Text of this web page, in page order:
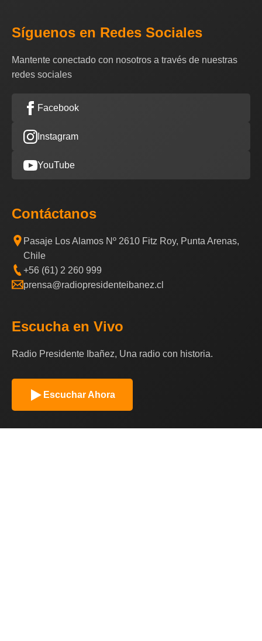
Síguenos en Redes Sociales
Mantente conectado con nosotros a través de nuestras
redes sociales
Facebook
Instagram
YouTube
Contáctanos
Pasaje Los Alamos Nº 2610 Fitz Roy, Punta Arenas,
Chile
+56 (61) 2 260 999
prensa@radiopresidenteibanez.cl
Escucha en Vivo
Radio Presidente Ibañez, Una radio con historia.
Escuchar Ahora